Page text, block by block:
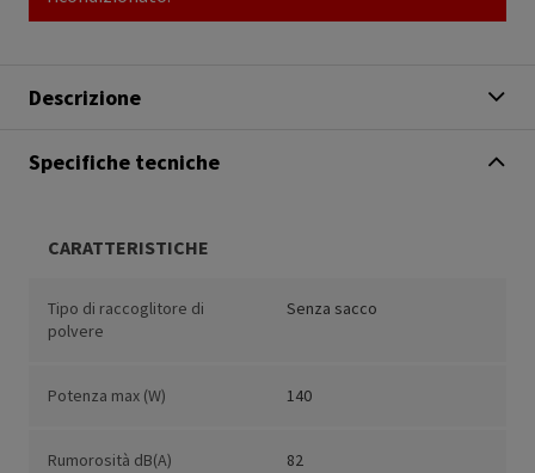
Descrizione
Specifiche tecniche
CARATTERISTICHE
Tipo di raccoglitore di
polvere
Senza sacco
Potenza max (W) 140
Rumorosità dB(A) 82